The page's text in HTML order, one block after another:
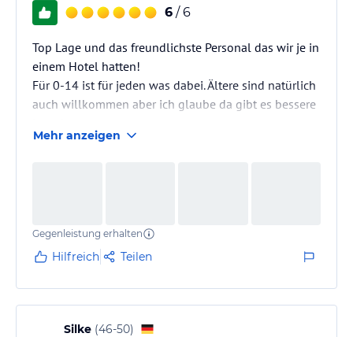
6 / 6
Top Lage und das freundlichste Personal das wir je in
einem Hotel hatten!
Für 0-14 ist für jeden was dabei. Ältere sind natürlich
auch willkommen aber ich glaube da gibt es bessere
Mehr anzeigen
Gegenleistung erhalten
Hilfreich Teilen
Silke (46-50)